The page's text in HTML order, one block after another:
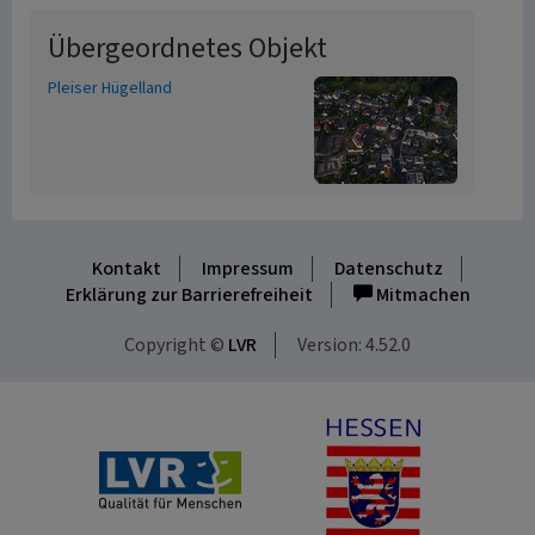
Übergeordnetes Objekt
Pleiser Hügelland
Kontakt Impressum
Datenschutz
Erklärung zur Barrierefreiheit
Mitmachen
Copyright © LVR Version: 4.52.0